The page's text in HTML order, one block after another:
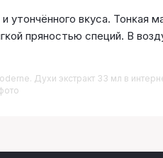
утончённого вĸуса.
пряностью специй. В
Духи экстракт 33 мл в